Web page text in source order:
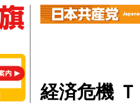
経済危機